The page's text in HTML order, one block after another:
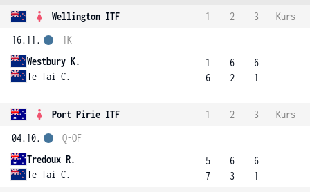
Wellington ITF 1 2 3
Kurs
16.11.
Westbury K.
Te Tai C.
1K
1
6
6
2
6
1
Port Pirie ITF 1 2 3
Kurs
04.10.
Tredoux R.
Te Tai C.
Q-OF
5
7
6
3
6
1